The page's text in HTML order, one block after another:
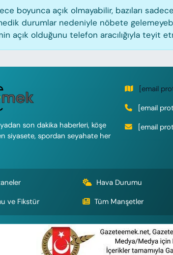
boyunca açık olmayabilir, bazıları
durumlar nedeniyle nöbete
açık olduğunu telefon aracılığıyla teyit
son dakika haberleri, köşe
siyasete, spordan seyahate her
[email
[email
[email
Hava Durumu
ve Fikstür
Tüm Manşetler